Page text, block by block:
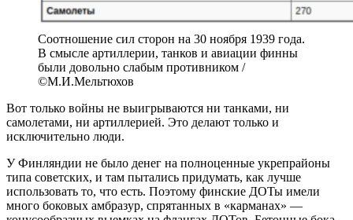
Соотношение сил сторон на 30 ноября 1939 года.
В смысле артиллерии, танков и авиации финны
были довольно слабым противником /
©М.И.Мельтюхов
Вот только войны не выигрываются ни танками, ни
самолетами, ни артиллерией. Это делают только и
исключительно люди.
У Финляндии не было денег на полноценные укрепрайоны
типа советских, и там пытались придумать, как лучше
использовать то, что есть. Поэтому финские ДОТы имели
много боковых амбразур, спрятанных в «карманах» —